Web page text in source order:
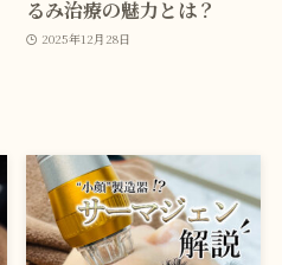
るみ治療の魅力とは？
2025年12月28日